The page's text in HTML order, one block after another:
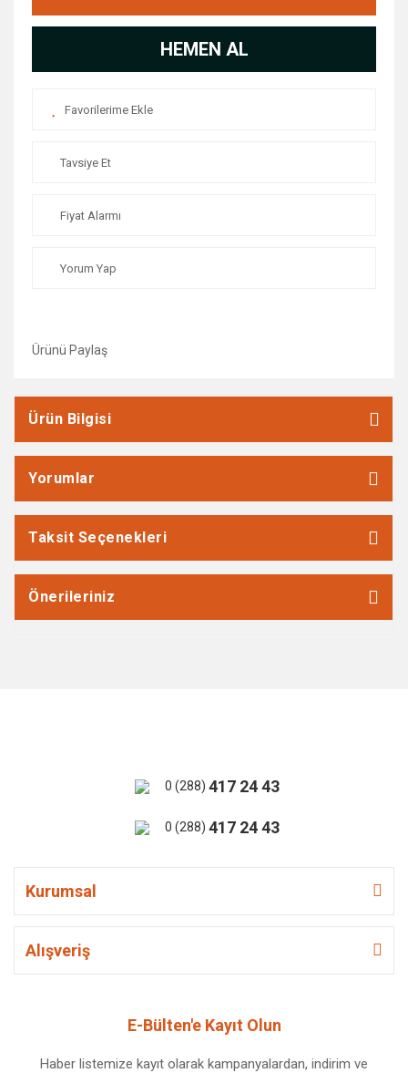
HEMEN AL
Tavsiye Et
Fiyat Alarmı
Yorum Yap
Ürünü Paylaş
Ürün Bilgisi
Yorumlar
Taksit Seçenekleri
Önerileriniz
0 (288) 417 24 43
0 (288) 417 24 43
Kurumsal
Alışveriş
E-Bülten'e Kayıt Olun
Haber listemize kayıt olarak kampanyalardan, indirim ve